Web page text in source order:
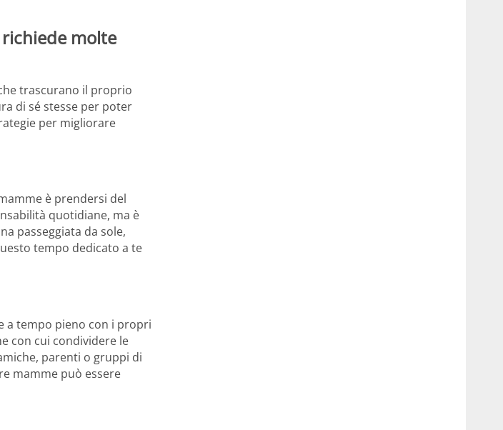
molte
trascurano il proprio
di sé stesse per poter
per migliorare
è prendersi del
quotidiane, ma è
passeggiata da sole,
tempo dedicato a te
a tempo pieno con i propri
con cui condividere le
parenti o gruppi di
mamme può essere